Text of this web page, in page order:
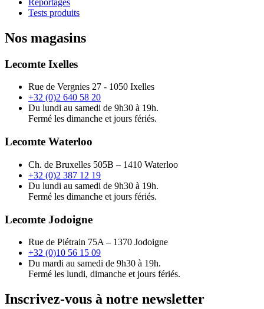
Tests produits
Nos magasins
Lecomte Ixelles
Rue de Vergnies 27 - 1050 Ixelles
+32 (0)2 640 58 20
Du lundi au samedi de 9h30 à 19h.
Fermé les dimanche et jours fériés.
Lecomte Waterloo
Ch. de Bruxelles 505B – 1410 Waterloo
+32 (0)2 387 12 19
Du lundi au samedi de 9h30 à 19h.
Fermé les dimanche et jours fériés.
Lecomte Jodoigne
Rue de Piétrain 75A – 1370 Jodoigne
+32 (0)10 56 15 09
Du mardi au samedi de 9h30 à 19h.
Fermé les lundi, dimanche et jours fériés.
Inscrivez-vous à notre newsletter